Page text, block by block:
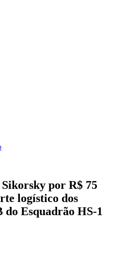
por R$ 75
logístico dos
do Esquadrão HS-1